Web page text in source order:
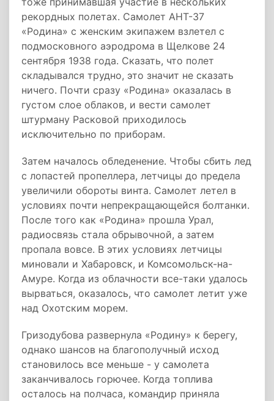
рекордных полетах. Самолет АНТ-37
«Родина» с женским экипажем взлетел с
подмосковного аэродрома в Щелкове 24
сентября 1938 года. Сказать, что полет
складывался трудно, это значит не сказать
ничего. Почти сразу «Родина» оказалась в
густом слое облаков, и вести самолет
штурману Расковой приходилось
исключительно по приборам.
Затем началось обледенение. Чтобы сбить лед
с лопастей пропеллера, летчицы до предела
увеличили обороты винта. Самолет летел в
условиях почти непрекращающейся болтанки.
После того как «Родина» прошла Урал,
радиосвязь стала обрывочной, а затем
пропала вовсе. В этих условиях летчицы
миновали и Хабаровск, и Комсомольск-на-
Амуре. Когда из облачности все-таки удалось
вырваться, оказалось, что самолет летит уже
над Охотским морем.
Гризодубова развернула «Родину» к берегу,
однако шансов на благополучный исход
становилось все меньше - у самолета
заканчивалось горючее. Когда топлива
осталось на полчаса, командир приняла